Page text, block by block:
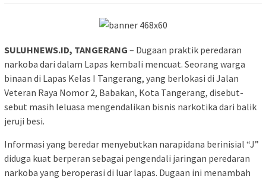
SULUHNEWS.ID, TANGERANG – Dugaan praktik peredaran
narkoba dari dalam Lapas kembali mencuat. Seorang warga
binaan di Lapas Kelas I Tangerang, yang berlokasi di Jalan
Veteran Raya Nomor 2, Babakan, Kota Tangerang, disebut-
sebut masih leluasa mengendalikan bisnis narkotika dari balik
jeruji besi.
Informasi yang beredar menyebutkan narapidana berinisial “J”
diduga kuat berperan sebagai pengendali jaringan peredaran
narkoba yang beroperasi di luar lapas. Dugaan ini menambah